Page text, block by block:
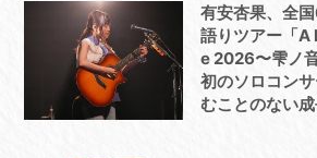
有安杏果、全
語りツアー「
e 2026〜雫ノ
初のソロコン
むことのない